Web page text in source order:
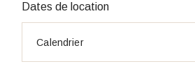
Dates de location